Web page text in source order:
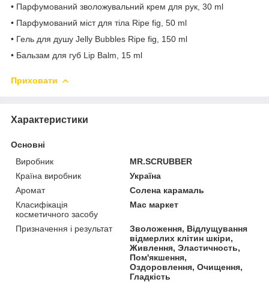
• Парфумований зволожувальний крем для рук, 30 ml
• Парфумований міст для тіла Ripe fig, 50 ml
• Гель для душу Jelly Bubbles Ripe fig, 150 ml
• Бальзам для губ Lip Balm, 15 ml
Приховати
Характеристики
Основні
Виробник
MR.SCRUBBER
Країна виробник
Україна
Аромат
Солена карамаль
Класифікація
косметичного засобу
Мас маркет
Призначення і результат
Зволоження, Відлущування
відмерлих клітин шкіри,
Живлення, Эластичность,
Пом'якшення,
Оздоровлення, Очищення,
Гладкість